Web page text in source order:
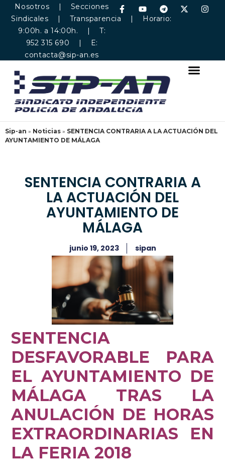
Nosotros | Secciones
Sindicales | Transparencia | Horario:
9:00h. a 14:00h. | T:
952 315 690 | E:
contacta@sip-an.es
Sip-an » Noticias » SENTENCIA CONTRARIA A LA ACTUACIÓN DEL
AYUNTAMIENTO DE MÁLAGA
SENTENCIA CONTRARIA A
LA ACTUACIÓN DEL
AYUNTAMIENTO DE
MÁLAGA
junio 19, 2023 sipan
SENTENCIA
DESFAVORABLE PARA
EL AYUNTAMIENTO DE
MÁLAGA TRAS LA
ANULACIÓN DE HORAS
EXTRAORDINARIAS EN
LA FERIA 2018